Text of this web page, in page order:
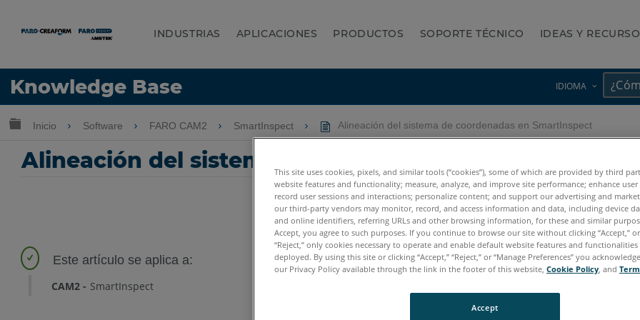
INDUSTRIAS APLICACIONES PRODUCTOS SOPORTE TÉCNICO IDEAS Y
Knowledge Base IDIOMA
Idioma
Expandir/contraer jerarquía global
Inicio Software FARO CAM2 SmartInspect Alineación del sistema de coordenadas en SmartInspect
Alineación del sistema de coordenadas en
CAM2 SmartInspect
This site uses cookies, pixels, and similar tools (“cookies”), some of which are provided by third
website features and functionality; measure, analyze, and improve site performance; enhance user
record user sessions and interactions; personalize content; and support our advertising and
our third-party vendors may monitor, record, and access information and data, including device
and online identifiers, referring URLs and other browsing information, for these and similar
Accept, you agree to such purposes. If you continue to browse our site without clicking “Accept,”
“Reject,” only cookies necessary to operate and enable default website features and
deployed. By using this site or clicking “Accept,” “Reject,” or “Manage Preferences” you
our Privacy Policy available through the link in the footer of this website, Cookie Policy, and
Accept